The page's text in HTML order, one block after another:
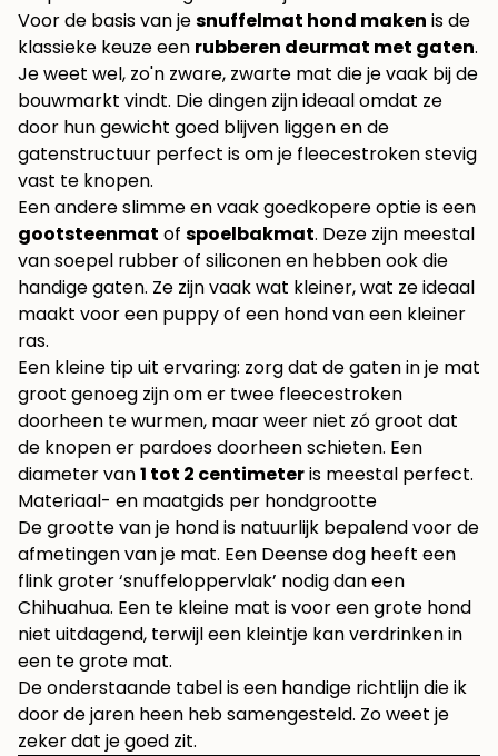
Voor de basis van jesnuffelmat hond maken is de
klassieke keuze een rubberen deurmat met gaten.
Je weet wel, zo'n zware, zwarte mat die je vaak bij de
bouwmarkt vindt. Die dingen zijn ideaal omdat ze
door hun gewicht goed blijven liggen en de
gatenstructuur perfect is om je fleecestroken stevig
vast te knopen.
Een andere slimme en vaak goedkopere optie is een
gootsteenmat of spoelbakmat. Deze zijn meestal
van soepel rubber of siliconen en hebben ook die
handige gaten. Ze zijn vaak wat kleiner, wat ze ideaal
maakt voor een puppy of een hond van een kleiner
ras.
Een kleine tip uit ervaring: zorg dat de gaten in je mat
groot genoeg zijn om er twee fleecestroken
doorheen te wurmen, maar weer niet zó groot dat
de knopen er pardoes doorheen schieten. Een
diameter van1 tot 2 centimeteris meestal perfect.
Materiaal- en maatgids per hondgrootte
De grootte van je hond is natuurlijk bepalend voor de
afmetingen van je mat. Een Deense dog heeft een
flink groter ‘snuffeloppervlak’ nodig dan een
Chihuahua. Een te kleine mat is voor een grote hond
niet uitdagend, terwijl een kleintje kan verdrinken in
een te grote mat.
De onderstaande tabel is een handige richtlijn die ik
door de jaren heen heb samengesteld. Zo weet je
zeker dat je goed zit.